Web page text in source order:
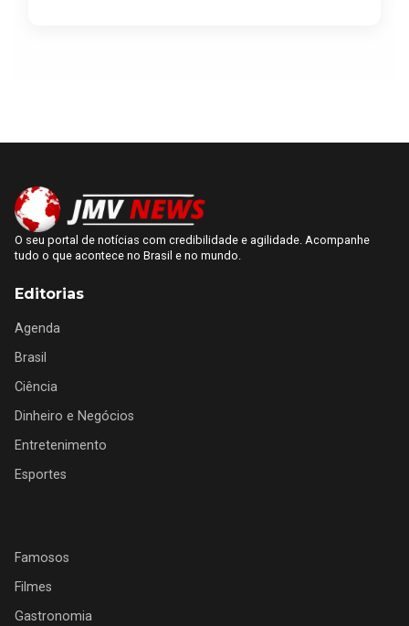
O seu portal de notícias com credibilidade e agilidade. Acompanhe
tudo o que acontece no Brasil e no mundo.
Editorias
Agenda
Brasil
Ciência
Dinheiro e Negócios
Entretenimento
Esportes
Famosos
Filmes
Gastronomia